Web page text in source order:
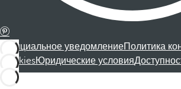
Официальное уведомлениеПолитика
CookiesЮридические условия